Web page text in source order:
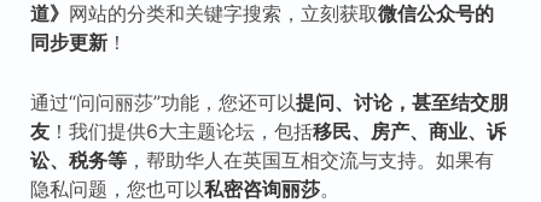
道》 网站的分类和关键字搜索，立刻获取微信公众号的
同步更新！
通过“问问丽莎”功能，您还可以提问、讨论，甚至结交朋
友！我们提供6大主题论坛，包括移民、房产、商业、诉
讼、税务等，帮助华人在英国互相交流与支持。如果有
隐私问题，您也可以私密咨询丽莎。